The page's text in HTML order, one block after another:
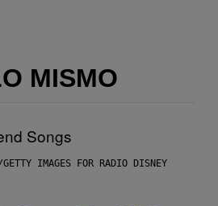
MISMO
IMAGES FOR RADIO DISNEY